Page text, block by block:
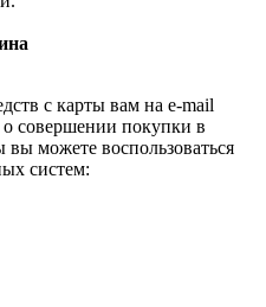
с карты вам на e-mail
совершении покупки в
можете воспользоваться
систем: